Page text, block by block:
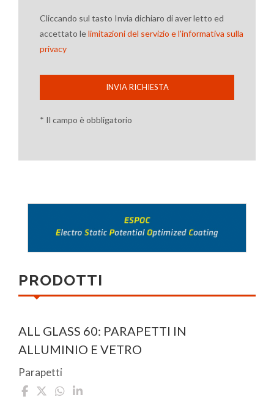
Cliccando sul tasto Invia dichiaro di aver letto ed
accettato lelimitazioni del servizio e l'informativa sulla
privacy
INVIA RICHIESTA
* Il campo è obbligatorio
PRODOTTI
ALL GLASS 60: PARAPETTI IN
ALLUMINIO E VETRO
Parapetti